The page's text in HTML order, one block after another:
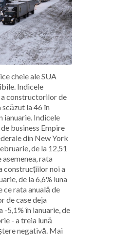
cheie ale SUA
Indicele
constructorilor de
scăzut la 46 în
ianuarie. Indicele
business Empire
din New York
de la 12,51
asemenea, rata
construcțiilor noi a
de la 6,6% luna
ce rata anuală de
de case deja
-5,1% în ianuarie, de
- a treia lună
negativă. Mai